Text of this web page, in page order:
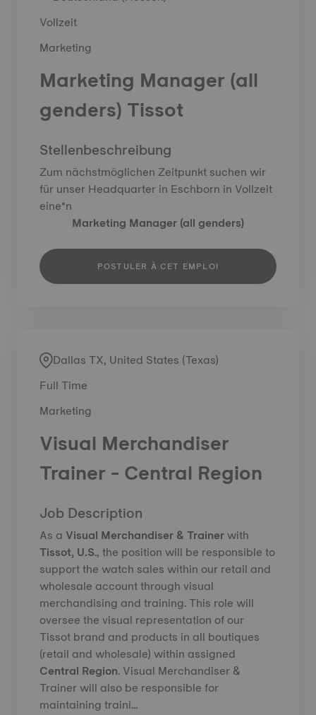
Vollzeit
Marketing
Marketing Manager (all
genders) Tissot
Stellenbeschreibung
Zum nächstmöglichen Zeitpunkt suchen wir
für unser Headquarter in Eschborn in Vollzeit
eine*n
Marketing Manager (all genders)
POSTULER À CET EMPLOI
Dallas TX, United States (Texas)
Full Time
Marketing
Visual Merchandiser
Trainer - Central Region
Job Description
As a Visual Merchandiser & Trainerwith
Tissot, U.S.,the position will be responsible to
support the watch sales within our retail and
wholesale account through visual
merchandising and training. This role will
oversee the visual representation of our
Tissot brand and products in all boutiques
(retail and wholesale) within assigned
Central Region. Visual Merchandiser &
Trainer will also be responsible for
maintaining traini...